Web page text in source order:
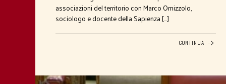
associazioni del territorio con Marco Omizzolo,
sociologo e docente della Sapienza […]
CONTINUA